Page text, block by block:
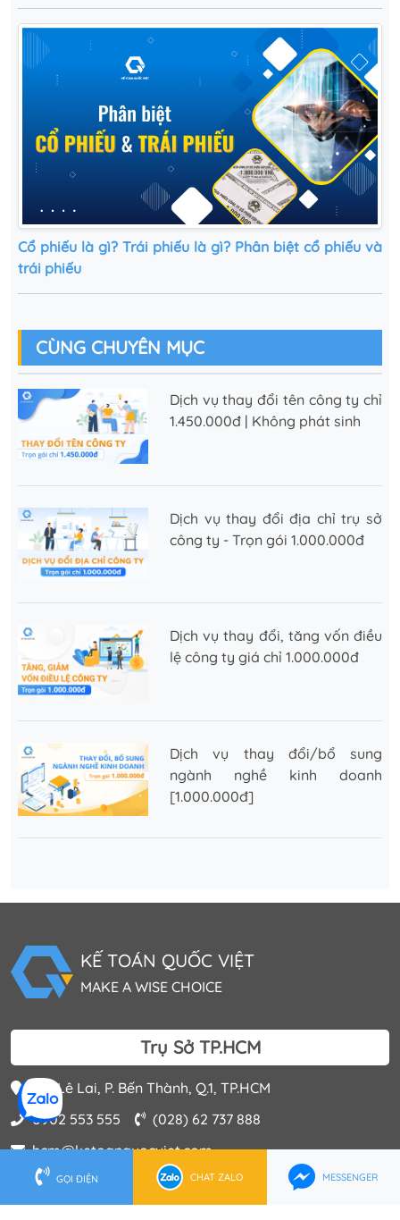
Cổ phiếu là gì? Trái phiếu là gì? Phân biệt cổ phiếu và
trái phiếu
CÙNG CHUYÊN MỤC
Dịch vụ thay đổi tên công ty chỉ
1.450.000đ | Không phát sinh
Dịch vụ thay đổi địa chỉ trụ sở
công ty - Trọn gói 1.000.000đ
Dịch vụ thay đổi, tăng vốn điều
lệ công ty giá chỉ 1.000.000đ
Dịch vụ thay đổi/bổ sung
ngành nghề kinh doanh
[1.000.000đ]
KẾ TOÁN QUỐC VIỆT
MAKE A WISE CHOICE
Trụ Sở TP.HCM
202 Lê Lai, P. Bến Thành, Q.1, TP.HCM
0902 553 555
(028) 62 737 888
hcm@ketoanquocviet.com
Trụ Sở Hà Nội
GỌI ĐIỆN CHAT ZALO MESSENGER